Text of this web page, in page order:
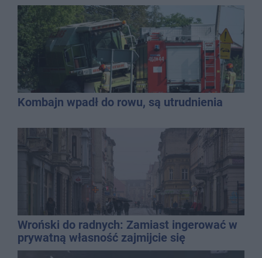
Kombajn wpadł do rowu, są utrudnienia
Wroński do radnych: Zamiast ingerować w
prywatną własność zajmijcie się
gospodarką